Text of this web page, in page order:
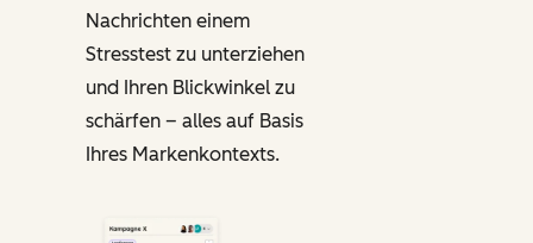
Nachrichten einem
Stresstest zu unterziehen
und Ihren Blickwinkel zu
schärfen – alles auf Basis
Ihres Markenkontexts.